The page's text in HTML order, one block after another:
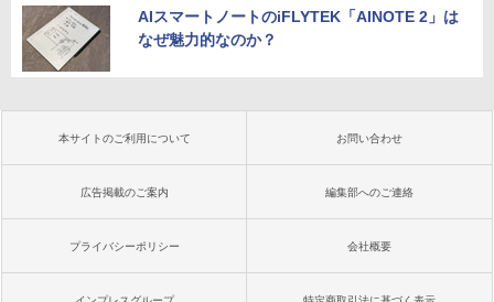
AIスマートノートのiFLYTEK「AINOTE 2」は
なぜ魅力的なのか？
本サイトのご利用について お問い合わせ
広告掲載のご案内 編集部へのご連絡
プライバシーポリシー 会社概要